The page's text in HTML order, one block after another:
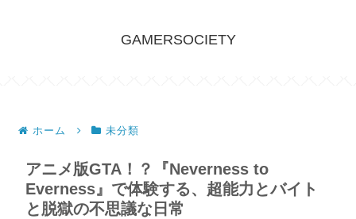
GAMERSOCIETY
ホーム 未分類
アニメ版GTA！？『Neverness to
Everness』で体験する、超能力とバイト
と脱獄の不思議な日常